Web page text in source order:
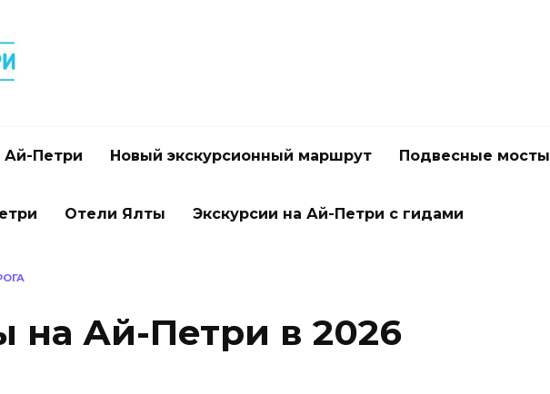
Петри Новый экскурсионный маршрут Подвесные мосты
Отели Ялты Экскурсии на Ай-Петри с гидами
на Ай-Петри в 2026